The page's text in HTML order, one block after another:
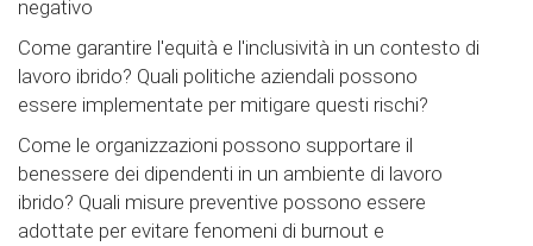
negativo
Come garantire l'equità e l'inclusività in un contesto di
lavoro ibrido? Quali politiche aziendali possono
essere implementate per mitigare questi rischi?
Come le organizzazioni possono supportare il
benessere dei dipendenti in un ambiente di lavoro
ibrido? Quali misure preventive possono essere
adottate per evitare fenomeni di burnout e